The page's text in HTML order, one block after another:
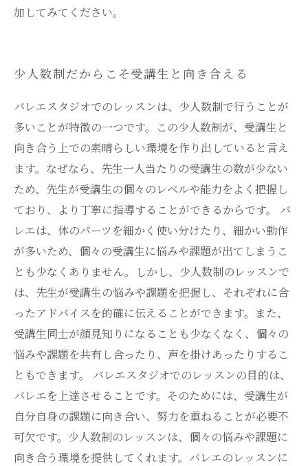
加してみてください。
少人数制だからこそ受講生と向き合える
バレエスタジオでのレッスンは、少人数制で行うことが
多いことが特徴の一つです。この少人数制が、受講生と
向き合う上での素晴らしい環境を作り出していると言え
ます。なぜなら、先生一人当たりの受講生の数が少ない
ため、先生が受講生の個々のレベルや能力をよく把握し
ており、より丁寧に指導することができるからです。 バ
レエは、体のパーツを細かく使い分けたり、細かい動作
が多いため、個々の受講生に悩みや課題が出てしまうこ
とも少なくありません。しかし、少人数制のレッスンで
は、先生が受講生の悩みや課題を把握し、それぞれに合
ったアドバイスを的確に伝えることができます。また、
受講生同士が顔見知りになることも少なくなく、個々の
悩みや課題を共有し合ったり、声を掛けあったりするこ
ともできます。 バレエスタジオでのレッスンの目的は、
バレエを上達させることです。そのためには、受講生が
自分自身の課題に向き合い、努力を重ねることが必要不
可欠です。少人数制のレッスンは、個々の悩みや課題に
向き合う環境を提供してくれます。バレエのレッスンに